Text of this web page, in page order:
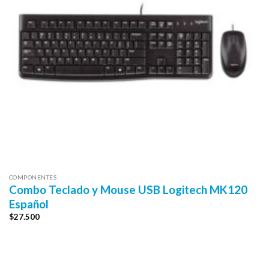
COMPONENTES
Combo Teclado y Mouse USB Logitech MK120
Español
$27.500